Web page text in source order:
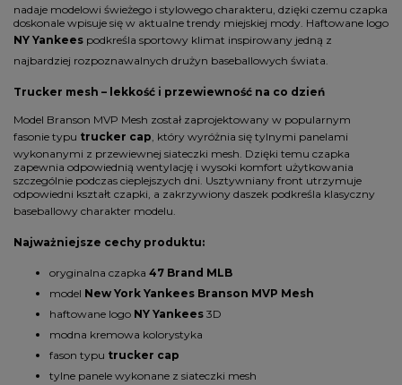
nadaje modelowi świeżego i stylowego charakteru, dzięki czemu czapka
doskonale wpisuje się w aktualne trendy miejskiej mody. Haftowane logo
NY Yankees podkreśla sportowy klimat inspirowany jedną z
najbardziej rozpoznawalnych drużyn baseballowych świata.
Trucker mesh – lekkość i przewiewność na co dzień
Model Branson MVP Mesh został zaprojektowany w popularnym
fasonie typu trucker cap , który wyróżnia się tylnymi panelami
wykonanymi z przewiewnej siateczki mesh. Dzięki temu czapka
zapewnia odpowiednią wentylację i wysoki komfort użytkowania
szczególnie podczas cieplejszych dni. Usztywniany front utrzymuje
odpowiedni kształt czapki, a zakrzywiony daszek podkreśla klasyczny
baseballowy charakter modelu.
Najważniejsze cechy produktu:
oryginalna czapka 47 Brand MLB
model New York Yankees Branson MVP Mesh
haftowane logo NY Yankees 3D
modna kremowa kolorystyka
fason typu trucker cap
tylne panele wykonane z siateczki mesh